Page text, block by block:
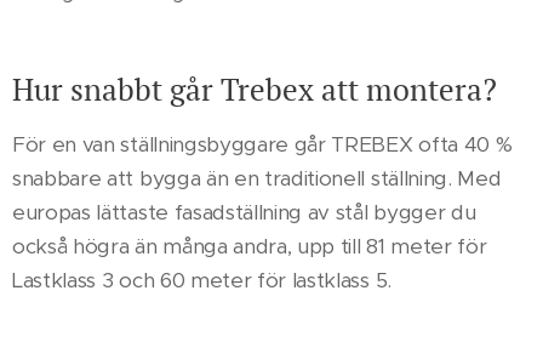
Hur snabbt går Trebex att montera?
För en van ställningsbyggare går TREBEX ofta 40 %
snabbare att bygga än en traditionell ställning. Med
europas lättaste fasadställning av stål bygger du
också högra än många andra, upp till 81 meter för
Lastklass 3 och 60 meter för lastklass 5.